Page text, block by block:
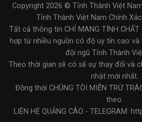
Copyright 2026 © Tỉnh Thành Việt
Tỉnh Thành Việt Nam Chính
Tất cả thông tin CHỈ MANG TÍNH
hợp từ nhiều nguồn có độ uy tín cao
đội ngũ Tỉnh Thành
Theo thời gian sẽ có sẽ sự thay đổi và
nhật mới nhất.
Đồng thời CHÚNG TÔI MIỄN TRỪ
theo.
LIÊN HỆ QUẢNG CÁO - TELEGRAM: